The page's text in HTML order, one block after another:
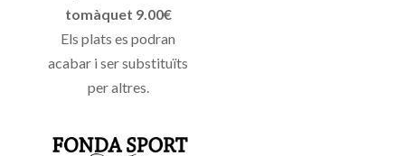
tomàquet 9.00€
Els plats es podran
acabar i ser substituïts
per altres.